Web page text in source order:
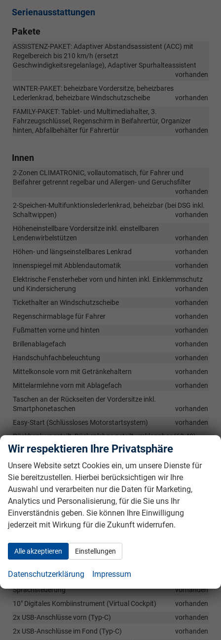
Serienausstattungen
Pakete
ASSISTENZ-PAKET: Adaptiver Abstandsassistent (ACC) mit
Regelbereich bis 210 km/h (ersetzt
Geschwindigkeitsregelanlage), Adaptiver Spurhalteassistent
vorhanden
WINTER-PAKET: beheizbare Vordersitze, beheizbares
Lederlenkrad, beheizbare Windschutzscheibe
vorhanden
FAMILY-PAKET: Tablet- und Multimediahalter, 3.
Fahrzeugschlüssel, Regenschirm in Beifahrertür, Organizer
hinten, Abfallbehälter für Fahrertür
vorhanden
Innen
2-Zonen CLIMATRONIC, vollautomatisch, für Fahrer und
Beifahrer getrennt regelbar und Allergen- und Geruchsfilter
vorhanden
2-Speichen-Multifunktionslederlenkrad, beheizbar (bei DSG inkl.
Schaltwippen)
vorhanden
Höheneinstellbare Vordersitze inkl. einstellbaren
Lendenwirbelstützen
vorhanden
Höhen- und längseinstellbares Lenkrad
vorhanden
Innenspiegel mit Abblendautomatik
vorhanden
Elektrische Fensterheber vorn und hinten inkl. Einklemmschutz
und Kindersicherung
vorhanden
Tickethalter an Windschutzscheibe
vorhanden
Regenschirmablage für Fahrer
vorhanden
Fußmatten vorne und hinten
vorhanden
Brillenablagefach
vorhanden
Handschuhfachbeleuchtung
vorhanden
Mittelkonsole vorn mit Getränkehaltern
vorhanden
Mittelarmlehne vorn mit Ablagefach
vorhanden
Taschen an der Rückseiten der Vordersitze inkl.
Smartphonetaschen
vorhanden
Easy-Start (Schlüssloses Motorstartsystem)
vorhanden
Rückbank ungeteilt, Rückenlehne geteilt umklappbar (60:40)
Verzurösen, Netzprogramm und Cargoelemente im
Gepäckraum
vorhanden
Infotainment & Kommunikation
Wireless SmartLink (je nach Kompatibilität des Endgeräts):
Telefonfreisprecheinrichtung Bluetooth
Digitaler Radioempfang DAB+
8 Lautsprecher
Sprachsteuerung
vorhanden
10" Digitales Kombiinstrument (Virtual Cockpit)
vorhanden
2x USB-Anschlüsse vorn (Typ-C)
vorhanden
2x USB-Anschlüsse im Fond (Typ-C)
vorhanden
Wir respektieren Ihre Privatsphäre
Unsere Website setzt Cookies ein, um unsere Dienste für
Sie bereitzustellen. Hierbei berücksichtigen wir Ihre
Auswahl und verarbeiten nur die Daten für Marketing,
Analytics und Personalisierung, für die Sie uns Ihr
Einverständnis geben. Sie können Ihre Einwilligung
jederzeit mit Wirkung für die Zukunft widerrufen.
Alle akzeptieren Einstellungen
Datenschutzerklärung Impressum